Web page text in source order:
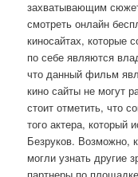
захватывающим
смотреть онлайн
киносайтах, которые
по себе являются
что данный фильм
кино сайты не могут
стоит отметить, что
того актера, который
Безруков. Возможно,
могли узнать другие